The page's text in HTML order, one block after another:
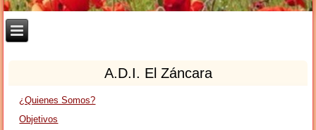
A.D.I. El Záncara
¿Quienes Somos?
Objetivos